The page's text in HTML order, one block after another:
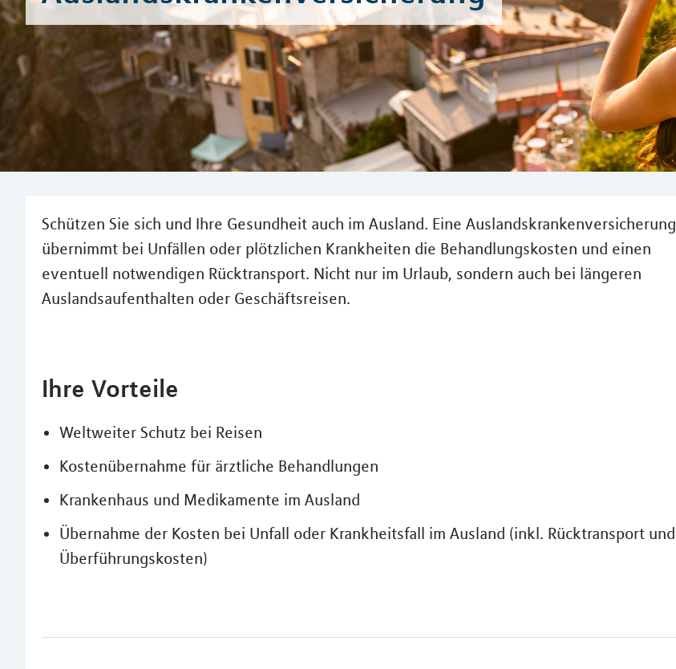
Schützen Sie sich und Ihre Gesundheit auch im Ausland. Eine Auslandskrankenversicherung
übernimmt bei Unfällen oder plötzlichen Krankheiten die Behandlungskosten und einen
eventuell notwendigen Rücktransport. Nicht nur im Urlaub, sondern auch bei längeren
Auslandsaufenthalten oder Geschäftsreisen.
Ihre Vorteile
Weltweiter Schutz bei Reisen
Kostenübernahme für ärztliche Behandlungen
Krankenhaus und Medikamente im Ausland
Übernahme der Kosten bei Unfall oder Krankheitsfall im Ausland (inkl. Rücktransport und
Überführungskosten)